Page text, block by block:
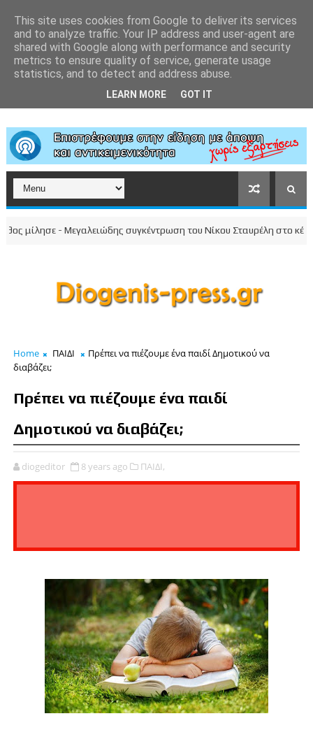
μίλησε - Μεγαλειώδης συγκέντρωση του Νίκου Σταυρέλη στο κέντρο
Home ΠΑΙΔΙ
Πρέπει να πιέζουμε ένα παιδί Δημοτικού να
διαβάζει;
Πρέπει να πιέζουμε ένα παιδί
Δημοτικού να διαβάζει;
diogeditor 8 years ago ΠΑΙΔΙ,
This site uses cookies from Google to deliver its services
and to analyze traffic. Your IP address and user-agent are
shared with Google along with performance and security
metrics to ensure quality of service, generate usage
statistics, and to detect and address abuse.
LEARN MORE GOT IT